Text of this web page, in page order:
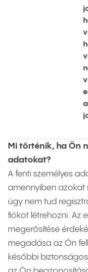
Mi történik, ha Ön
adatokat?
A fenti személyes
amennyiben azokat
úgy nem tud
fiókot létrehozni. Az
megerősítése
megadása az Ön
későbbi